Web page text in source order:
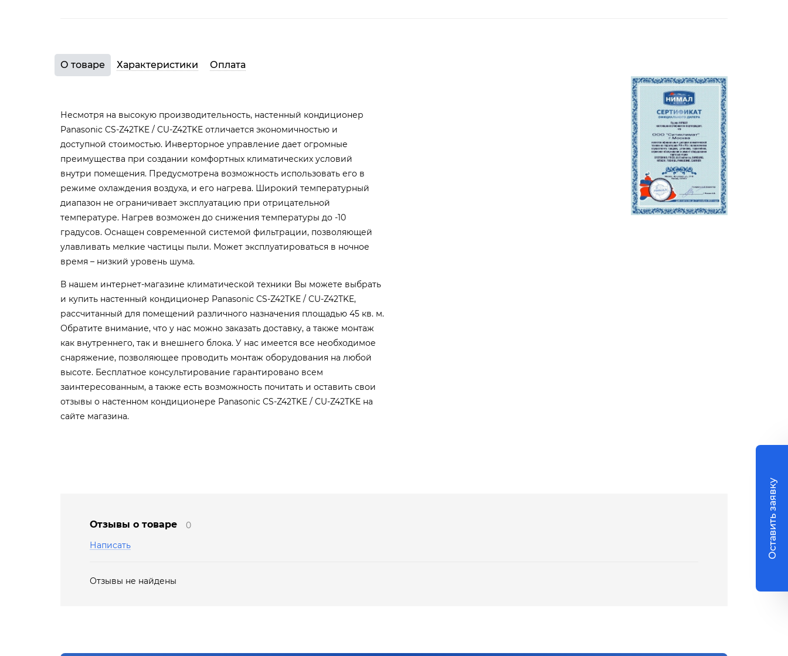
О товаре Характеристики Оплата
Несмотря на высокую производительность, настенный кондиционер
Panasonic CS-Z42TKE / CU-Z42TKE отличается экономичностью и
доступной стоимостью. Инверторное управление дает огромные
преимущества при создании комфортных климатических условий
внутри помещения. Предусмотрена возможность использовать его в
режиме охлаждения воздуха, и его нагрева. Широкий температурный
диапазон не ограничивает эксплуатацию при отрицательной
температуре. Нагрев возможен до снижения температуры до -10
градусов. Оснащен современной системой фильтрации, позволяющей
улавливать мелкие частицы пыли. Может эксплуатироваться в ночное
время – низкий уровень шума.
В нашем интернет-магазине климатической техники Вы можете выбрать
и купить настенный кондиционер Panasonic CS-Z42TKE / CU-Z42TKE,
рассчитанный для помещений различного назначения площадью 45 кв. м.
Обратите внимание, что у нас можно заказать доставку, а также монтаж
как внутреннего, так и внешнего блока. У нас имеется все необходимое
снаряжение, позволяющее проводить монтаж оборудования на любой
высоте. Бесплатное консультирование гарантировано всем
заинтересованным, а также есть возможность почитать и оставить свои
отзывы о настенном кондиционере Panasonic CS-Z42TKE / CU-Z42TKE на
сайте магазина.
Отзывы о товаре
0
Написать
Отзывы не найдены
Оставить заявку